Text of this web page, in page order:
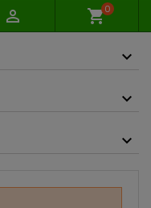
 shopping_cart0